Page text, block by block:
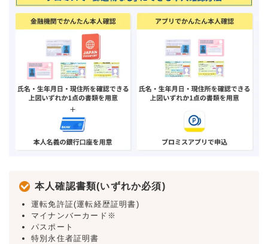
本人確認書類(いずれか必須)
運転免許証(運転経歴証明書)
マイナンバーカード※
パスポート
特別永住者証明書